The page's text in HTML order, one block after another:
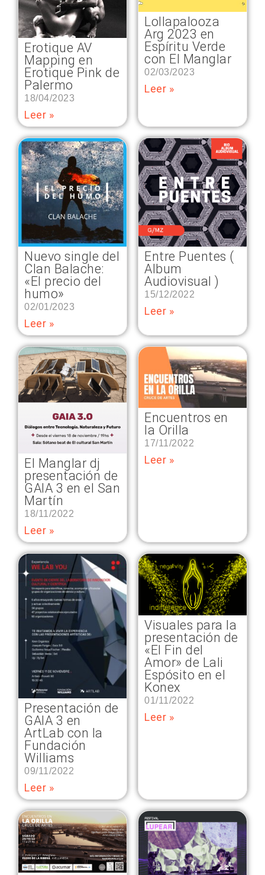
Erotique AV
Mapping en
Erotique Pink de
Palermo
18/04/2023
Leer »
Lollapalooza
Arg 2023 en
Espíritu Verde
con El Manglar
02/03/2023
Leer »
Nuevo single del
Clan Balache:
«El precio del
humo»
02/01/2023
Leer »
Entre Puentes (
Album
Audiovisual )
15/12/2022
Leer »
El Manglar dj
presentación de
GAIA 3 en el San
Martín
18/11/2022
Leer »
Encuentros en
la Orilla
17/11/2022
Leer »
Presentación de
GAIA 3 en
ArtLab con la
Fundación
Williams
09/11/2022
Leer »
Visuales para la
presentación de
«El Fin del
Amor» de Lali
Espósito en el
Konex
01/11/2022
Leer »